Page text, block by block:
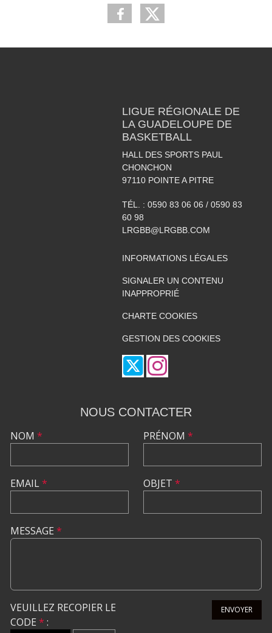
LIGUE RÉGIONALE DE
LA GUADELOUPE DE
BASKETBALL
HALL DES SPORTS PAUL
CHONCHON
97110 POINTE A PITRE
TÉL. : 0590 83 06 06 / 0590 83
60 98
LRGBB@LRGBB.COM
INFORMATIONS LÉGALES
SIGNALER UN CONTENU
INAPPROPRIÉ
CHARTE COOKIES
GESTION DES COOKIES
NOUS CONTACTER
NOM *
EMAIL*
PRÉNOM *
OBJET *
MESSAGE *
VEUILLEZ RECOPIER LE
CODE * :
ENVOYER